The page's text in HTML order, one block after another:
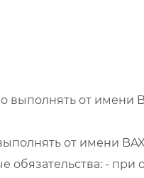
от имени
от имени
-